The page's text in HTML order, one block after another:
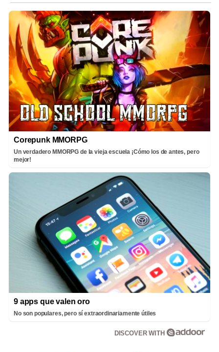
Corepunk MMORPG
Un verdadero MMORPG de la vieja escuela ¡Cómo los de antes, pero
mejor!
9 apps que valen oro
No son populares, pero sí extraordinariamente útiles
DISCOVER WITH